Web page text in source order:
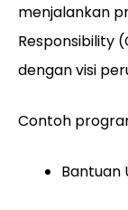
menjalankan
Responsibility
dengan visi
Contoh
Bantuan